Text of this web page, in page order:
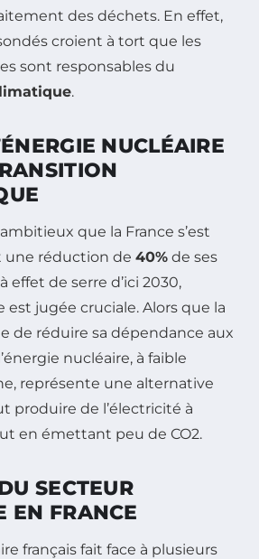
des déchets. En effet,
croient à tort que les
sont responsables du
.
NUCLÉAIRE
que la France s’est
réduction de 40% de ses
effet de serre d’ici 2030,
est jugée cruciale. Alors que la
de réduire sa dépendance aux
nucléaire, à faible
représente une alternative
produire de l’électricité à
en émettant peu de CO2.
SECTEUR
EN FRANCE
français fait face à plusieurs